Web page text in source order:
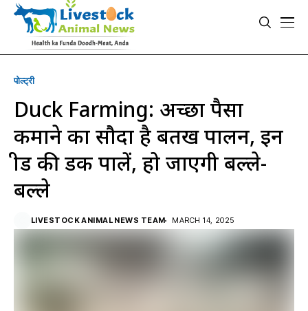
पोल्ट्री
Duck Farming: अच्छा पैसा
कमाने का सौदा है बतख पालन, इन
ब्रीड की डक पालें, हो जाएगी बल्ले-
बल्ले
LIVESTOCK ANIMAL NEWS TEAM MARCH 14, 2025